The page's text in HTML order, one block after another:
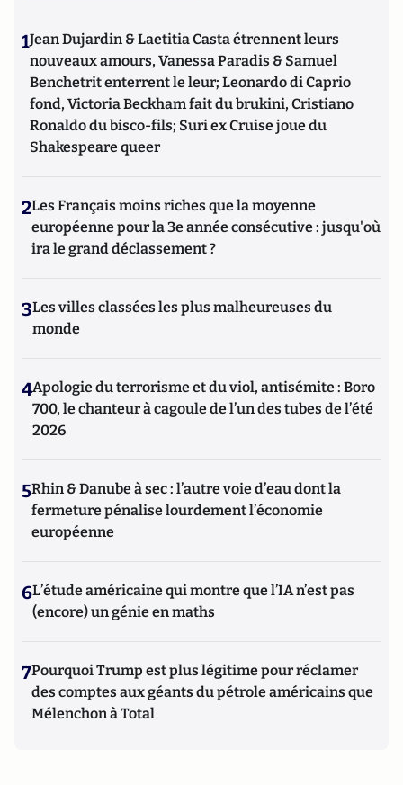
1Jean Dujardin & Laetitia Casta étrennent leurs
nouveaux amours, Vanessa Paradis & Samuel
Benchetrit enterrent le leur; Leonardo di Caprio
fond, Victoria Beckham fait du brukini, Cristiano
Ronaldo du bisco-fils; Suri ex Cruise joue du
Shakespeare queer
2Les Français moins riches que la moyenne
européenne pour la 3e année consécutive : jusqu'où
ira le grand déclassement ?
3Les villes classées les plus malheureuses du
monde
4Apologie du terrorisme et du viol, antisémite : Boro
700, le chanteur à cagoule de l’un des tubes de l’été
2026
5Rhin & Danube à sec : l’autre voie d’eau dont la
fermeture pénalise lourdement l’économie
européenne
6L’étude américaine qui montre que l’IA n’est pas
(encore) un génie en maths
7Pourquoi Trump est plus légitime pour réclamer
des comptes aux géants du pétrole américains que
Mélenchon à Total